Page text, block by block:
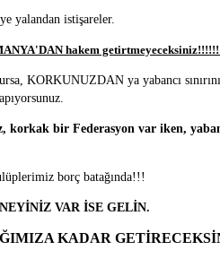
yalandan istişareler.
hakem getirtmeyeceksiniz!!!!!!
KORKUNUZDAN ya yabancı
korkak bir Federasyon var iken,
borç batağında!!!
VAR İSE GELİN.
KADAR